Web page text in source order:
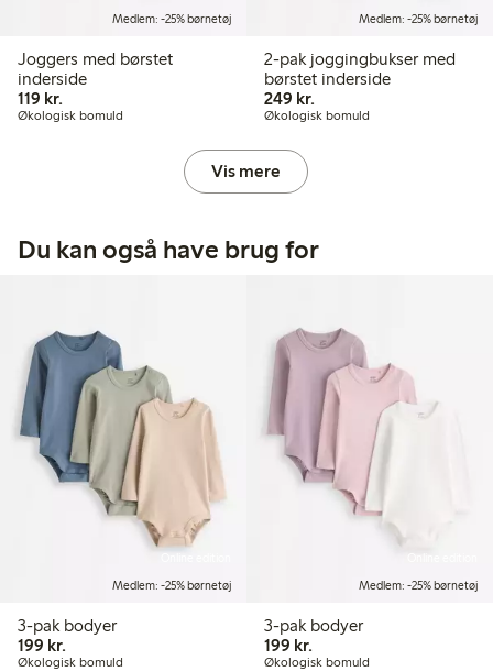
Medlem: -25% børnetøj
Joggers med børstet
inderside
119 kr.
Økologisk bomuld
Medlem: -25% børnetøj
2-pak joggingbukser med
børstet inderside
249 kr.249,00 kr.
Økologisk bomuld
Vis mere
Du kan også have brug for
Medlem: -25% børnetøj
3-pak bodyer
199 kr.
Økologisk bomuld
Medlem: -25% børnetøj
3-pak bodyer
199 kr.199,00 kr.
Økologisk bomuld